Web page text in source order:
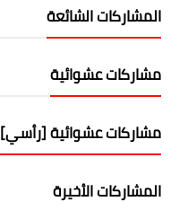
المشاركات الشائعة
مشاركات عشوائية
مشاركات عشوائية [رأسي]
المشاركات الأخيرة